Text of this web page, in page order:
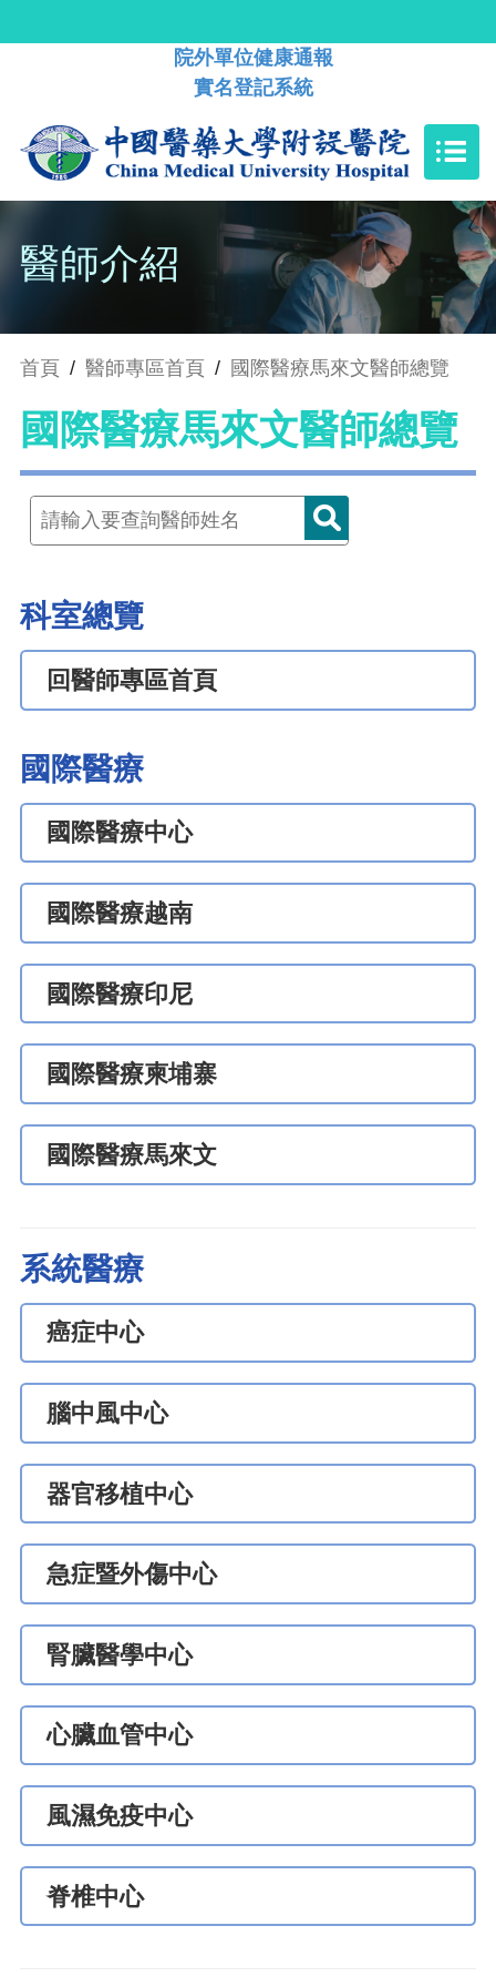
院外單位健康通報
實名登記系統
醫師介紹
首頁 / 醫師專區首頁 / 國際醫療馬來文醫師總覽
國際醫療馬來文醫師總覽
科室總覽
回醫師專區首頁
國際醫療
國際醫療中心
國際醫療越南
國際醫療印尼
國際醫療柬埔寨
國際醫療馬來文
系統醫療
癌症中心
腦中風中心
器官移植中心
急症暨外傷中心
腎臟醫學中心
心臟血管中心
風濕免疫中心
脊椎中心